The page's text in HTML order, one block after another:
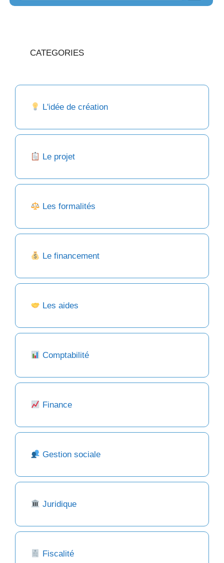
CATEGORIES
L'idée de création
Le projet
Les formalités
Le financement
Les aides
Comptabilité
Finance
Gestion sociale
Juridique
Fiscalité